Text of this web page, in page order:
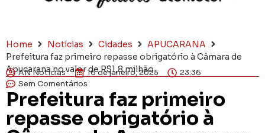
Home Notícias Cidades
APUCARANA
Prefeitura faz primeiro repasse obrigatório à Câmara de
Apucarana no valor de R$1,8 milhão
AN Notícias 16 de janeiro, 2025
23:36
Sem Comentários
Prefeitura faz primeiro
repasse obrigatório à